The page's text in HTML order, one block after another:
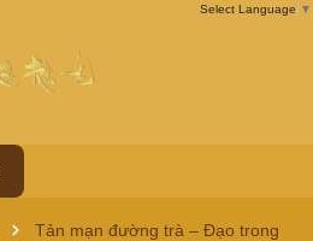
Select Language ▼
Tản mạn đường trà – Đạo trong